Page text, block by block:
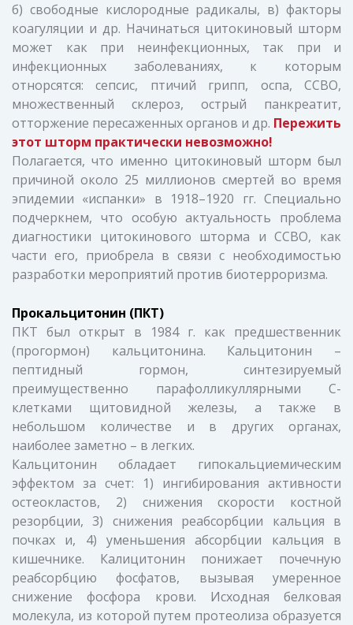
б) свободные кислородные радикалы, в) факторы
коагуляции и др. Начинаться цитокиновый шторм
может как при неинфекционных, так при и
инфекционных заболеваниях, к которым
отнорсятся: сепсис, птичий грипп, оспа, ССВО,
множественный склероз, острый панкреатит,
отторжение пересаженных органов и др. Пережить
этот шторм практически невозможно!
Полагается, что именно цитокиновый шторм был
причиной около 25 миллионов смертей во время
эпидемии «испанки» в 1918–1920 гг. Специально
подчеркнем, что особую актуальность проблема
диагностики цитокинового шторма и ССВО, как
части его, приобрела в связи с необходимостью
разработки мероприятий против биотерроризма.
Прокальцитонин (ПКТ)
ПКТ был открыт в 1984 г. как предшественник
(прогормон) кальцитонина. Кальцитонин –
пептидный гормон, синтезируемый
преимущественно парафолликуллярными С-
клетками щитовидной железы, а также в
небольшом количестве и в других органах,
наиболее заметно – в легких.
Кальцитонин обладает гипокальциемическим
эффектом за счет: 1) ингибирования активности
остеокластов, 2) снижения скорости костной
резорбции, 3) снижения реабсорбции кальция в
почках и, 4) уменьшения абсорбции кальция в
кишечнике. Калицитонин понижает почечную
реабсорбцию фосфатов, вызывая умеренное
снижение фосфора крови. Исходная белковая
молекула, из которой путем протеолиза образуется